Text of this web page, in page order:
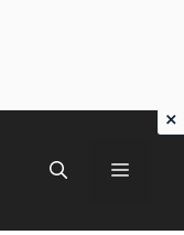
Menu